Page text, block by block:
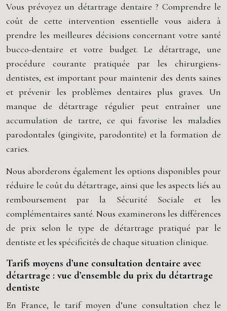
Vous prévoyez un détartrage dentaire ? Comprendre le
coût de cette intervention essentielle vous aidera à
prendre les meilleures décisions concernant votre santé
bucco-dentaire et votre budget. Le détartrage, une
procédure courante pratiquée par les chirurgiens-
dentistes, est important pour maintenir des dents saines
et prévenir les problèmes dentaires plus graves. Un
manque de détartrage régulier peut entraîner une
accumulation de tartre, ce qui favorise les maladies
parodontales (gingivite, parodontite) et la formation de
caries.
Nous aborderons également les options disponibles pour
réduire le coût du détartrage, ainsi que les aspects liés au
remboursement par la Sécurité Sociale et les
complémentaires santé. Nous examinerons les différences
de prix selon le type de détartrage pratiqué par le
dentiste et les spécificités de chaque situation clinique.
Tarifs moyens d’une consultation dentaire avec
détartrage : vue d’ensemble du prix du détartrage
dentiste
En France, le tarif moyen d’une consultation chez le